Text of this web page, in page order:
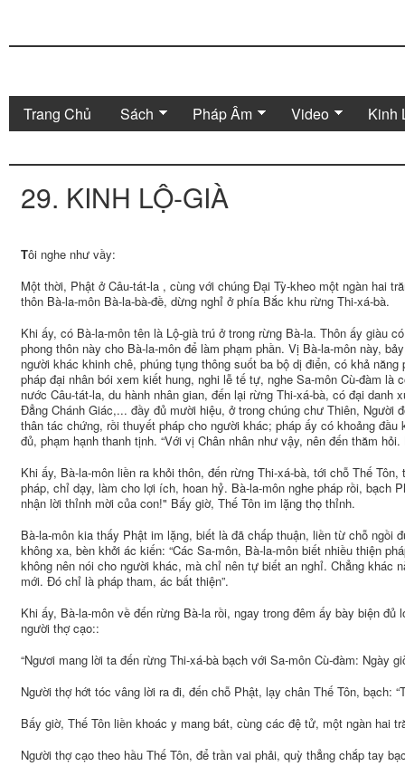
Trang Chủ Sách Pháp Âm Video Kinh
29. KINH LỘ-GIÀ
Tôi nghe như vầy:
Một thời, Phật ở Câu-tát-la , cùng với chúng Đại Tỳ-kheo một ngàn hai
thôn Bà-la-môn Bà-la-bà-đề, dừng nghỉ ở phía Bắc khu rừng Thi-xá-bà.
Khi ấy, có Bà-la-môn tên là Lộ-già trú ở trong rừng Bà-la. Thôn ấy giàu
phong thôn này cho Bà-la-môn để làm phạm phần. Vị Bà-la-môn này,
người khác khinh chê, phúng tụng thông suốt ba bộ dị điển, có khả
pháp đại nhân bói xem kiết hung, nghi lễ tế tự, nghe Sa-môn Cù-đàm là
nước Câu-tát-la, du hành nhân gian, đến lại rừng Thi-xá-bà, có đại danh
Đẳng Chánh Giác,... đầy đủ mười hiệu, ở trong chúng chư Thiên, Người
thân tác chứng, rồi thuyết pháp cho người khác; pháp ấy có khoảng
đủ, phạm hạnh thanh tịnh. “Với vị Chân nhân như vậy, nên đến thăm
Khi ấy, Bà-la-môn liền ra khỏi thôn, đến rừng Thi-xá-bà, tới chỗ Thế
pháp, chỉ dạy, làm cho lợi ích, hoan hỷ. Bà-la-môn nghe pháp rồi, bạch
nhận lời thỉnh mời của con!" Bấy giờ, Thế Tôn im lặng thọ thỉnh.
Bà-la-môn kia thấy Phật im lặng, biết là đã chấp thuận, liền từ chỗ ngồi
không xa, bèn khởi ác kiến: “Các Sa-môn, Bà-la-môn biết nhiều thiện
không nên nói cho người khác, mà chỉ nên tự biết an nghỉ. Chẳng khác
mới. Đó chỉ là pháp tham, ác bất thiện”.
Khi ấy, Bà-la-môn về đến rừng Bà-la rồi, ngay trong đêm ấy bày biện
người thợ cạo::
“Ngươi mang lời ta đến rừng Thi-xá-bà bạch với Sa-môn Cù-đàm: Ngày
Người thợ hớt tóc vâng lời ra đi, đến chỗ Phật, lạy chân Thế Tôn, bạch:
Bấy giờ, Thế Tôn liền khoác y mang bát, cùng các đệ tử, một ngàn hai
Người thợ cạo theo hầu Thế Tôn, để trần vai phải, quỳ thẳng chắp tay